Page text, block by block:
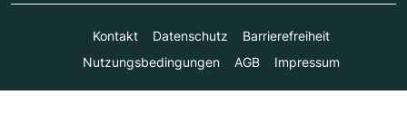
Kontakt Datenschutz
Barrierefreiheit
Nutzungsbedingungen
AGB Impressum